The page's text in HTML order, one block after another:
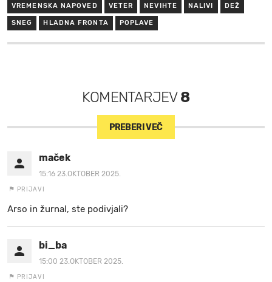
VREMENSKA NAPOVED VETER NEVIHTE NALIVI DEŽ
SNEG HLADNA FRONTA POPLAVE
KOMENTARJEV8
PREBERI VEČ
maček
15:16 23.OKTOBER 2025.
PRIJAVI
Arso in žurnal, ste podivjali?
bi_ba
15:00 23.OKTOBER 2025.
PRIJAVI